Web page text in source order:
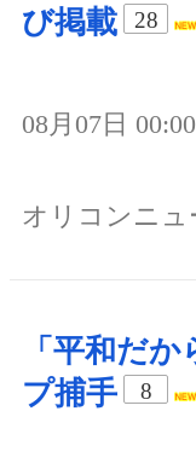
び掲載
28
08月07日 00:00
オリコンニュ
「平和だ
プ捕手
8